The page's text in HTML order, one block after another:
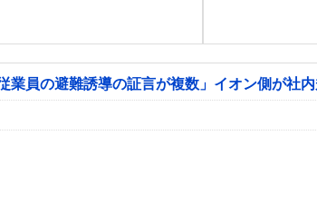
業員の避難誘導の証言が複数」イオン側が社